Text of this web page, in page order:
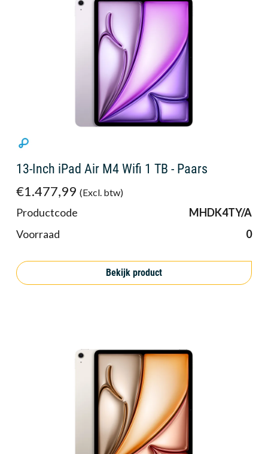
13-Inch iPad Air M4 Wifi 1 TB - Paars
€1.477,99 (Excl. btw)
Productcode
MHDK4TY/A
Voorraad
0
Bekijk product